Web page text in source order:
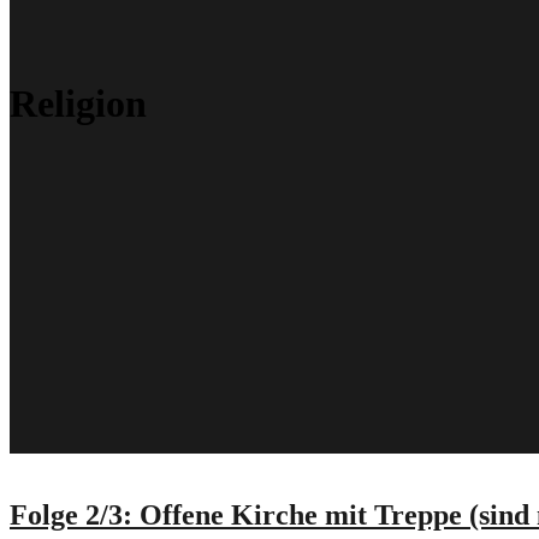
Religion
Folge 2/3: Offene Kirche mit Treppe (sind